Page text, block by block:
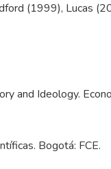
(1999), Lucas
and Ideology.
Bogotá: FCE.